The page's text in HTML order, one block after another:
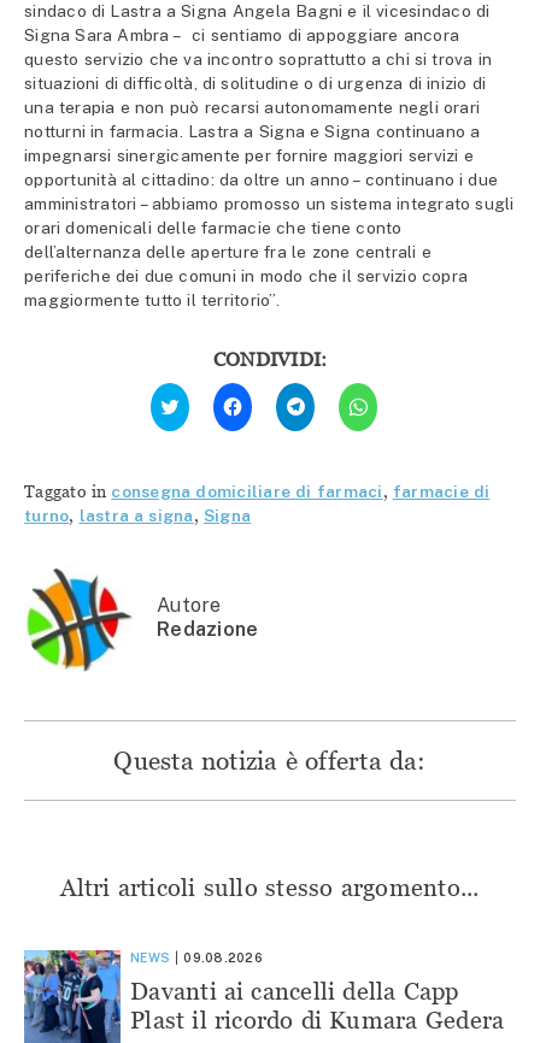
sindaco di Lastra a Signa Angela Bagni e il vicesindaco di
Signa Sara Ambra – ci sentiamo di appoggiare ancora
questo servizio che va incontro soprattutto a chi si trova in
situazioni di difficoltà, di solitudine o di urgenza di inizio di
una terapia e non può recarsi autonomamente negli orari
notturni in farmacia. Lastra a Signa e Signa continuano a
impegnarsi sinergicamente per fornire maggiori servizi e
opportunità al cittadino: da oltre un anno – continuano i due
amministratori – abbiamo promosso un sistema integrato sugli
orari domenicali delle farmacie che tiene conto
dell’alternanza delle aperture fra le zone centrali e
periferiche dei due comuni in modo che il servizio copra
maggiormente tutto il territorio”.
CONDIVIDI:
Fai
clic
qui
Twitter
(Si
apre
in
Fai
clic
per
condividere
(Si
apre
in
una
Fai
clic
per
condividere
(Si
apre
Fai
clic
per
(Si
apre
Taggato in consegna domiciliare di farmaci, farmacie di
turno, lastra a signa, Signa
Autore
Redazione
Questa notizia è offerta da:
Altri articoli sullo stesso argomento...
NEWS 09.08.2026
Davanti ai cancelli della Capp
Plast il ricordo di Kumara Gedera